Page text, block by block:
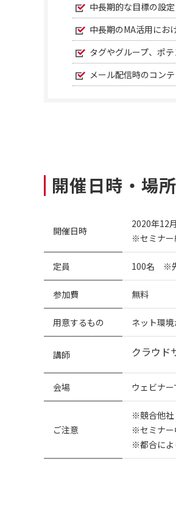
中長期的な目標の設定
中長期のMA活用にお
タグやグループ、ポ
メール配信時のコン
開催日時・場所
開催日時
2020年12
※セミナー
定員 100名 ※先
参加費 無料
用意するもの ネット環
講師 クラウド
会場 ウェビナ
ご注意
※競合他社
※セミナー
※都合によ